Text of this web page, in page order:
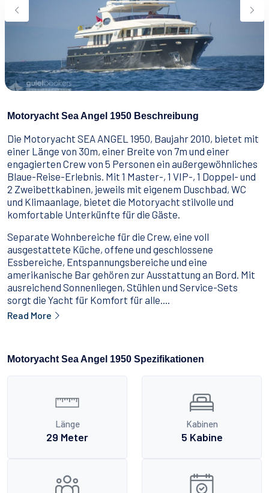
Essen & Trinken
Wie man bucht
Geschäftsbedingungen
Motoryacht Sea Angel 1950 Beschreibung
Die Motoryacht SEA ANGEL 1950, Baujahr 2010, bietet mit
einer Länge von 30m, einer Breite von 7m und einer
engagierten Crew von 5 Personen ein außergewöhnliches
Blaue-Reise-Erlebnis. Mit 1 Master-, 1 VIP-, 1 Doppel- und
2 Zweibettkabinen, jeweils mit eigenem Duschbad, WC
und Klimaanlage, bietet die Motoryacht stilvolle und
komfortable Unterkünfte für die Gäste.
Separate Wohnbereiche für die Crew, eine voll
ausgestattete Küche, offene und geschlossene
Essbereiche, Entspannungsbereiche und eine
amerikanische Bar gehören zur Ausstattung an Bord. Mit
ausreichend Sonnenliegen, Stühlen und Service-Sets
sorgt die Yacht für Komfort für alle....
Read More
Motoryacht Sea Angel 1950 Spezifikationen
Länge
29 Meter
Kabinen
5 Kabine